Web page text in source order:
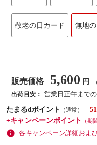
敬老の日カード 無地の
販売価格 5,600 円
出荷目安： 営業日正午まで
たまるdポイント
（通常）
51
+キャンペーンポイント
（期
各キャンペーン詳細およ